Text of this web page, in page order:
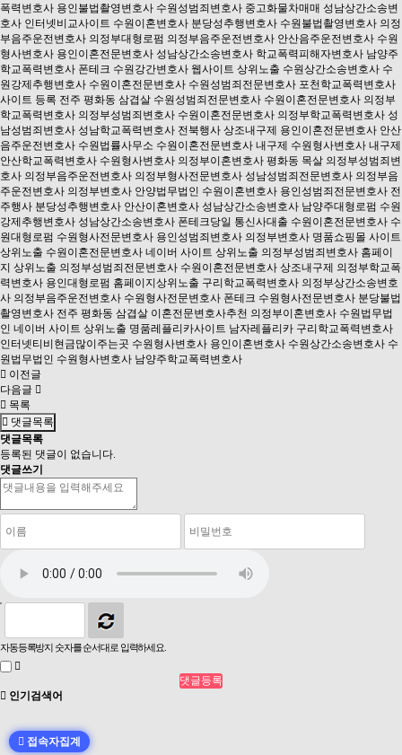
폭력변호사 용인불법촬영변호사 수원성범죄변호사 중고화물차매매 성남상간소송변
호사 인터넷비교사이트 수원이혼변호사 분당성추행변호사 수원불법촬영변호사 의정
부음주운전변호사 의정부대형로펌 의정부음주운전변호사 안산음주운전변호사 수원
형사변호사 용인이혼전문변호사 성남상간소송변호사 학교폭력피해자변호사 남양주
학교폭력변호사 폰테크 수원강간변호사 웹사이트 상위노출 수원상간소송변호사 수
원강제추행변호사 수원이혼전문변호사 수원성범죄전문변호사 포천학교폭력변호사
사이트 등록 전주 평화동 삼겹살 수원성범죄전문변호사 수원이혼전문변호사 의정부
학교폭력변호사 의정부성범죄변호사 수원이혼전문변호사 의정부학교폭력변호사 성
남성범죄변호사 성남학교폭력변호사 전북행사 상조내구제 용인이혼전문변호사 안산
음주운전변호사 수원법률사무소 수원이혼전문변호사 내구제 수원형사변호사 내구제
안산학교폭력변호사 수원형사변호사 의정부이혼변호사 평화동 목살 의정부성범죄변
호사 의정부음주운전변호사 의정부형사전문변호사 성남성범죄전문변호사 의정부음
주운전변호사 의정부변호사 안양법무법인 수원이혼변호사 용인성범죄전문변호사 전
주행사 분당성추행변호사 안산이혼변호사 성남상간소송변호사 남양주대형로펌 수원
강제추행변호사 성남상간소송변호사 폰테크당일 통신사대출 수원이혼전문변호사 수
원대형로펌 수원형사전문변호사 용인성범죄변호사 의정부변호사 명품쇼핑몰 사이트
상위노출 수원이혼전문변호사 네이버 사이트 상위노출 의정부성범죄변호사 홈페이
지 상위노출 의정부성범죄전문변호사 수원이혼전문변호사 상조내구제 의정부학교폭
력변호사 용인대형로펌 홈페이지상위노출 구리학교폭력변호사 의정부상간소송변호
사 의정부음주운전변호사 수원형사전문변호사 폰테크 수원형사전문변호사 분당불법
촬영변호사 전주 평화동 삼겹살 이혼전문변호사추천 의정부이혼변호사 수원법무법
인 네이버 사이트 상위노출 명품레플리카사이트 남자레플리카 구리학교폭력변호사
인터넷티비현금많이주는곳 수원형사변호사 용인이혼변호사 수원상간소송변호사 수
원법무법인 수원형사변호사 남양주학교폭력변호사
이전글
다음글
목록
댓글목록
댓글목록
등록된 댓글이 없습니다.
댓글쓰기
자동등록방지 숫자를 순서대로 입력하세요.
인기검색어
접속자집계